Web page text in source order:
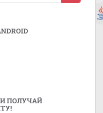
И ПОЛУЧАЙ